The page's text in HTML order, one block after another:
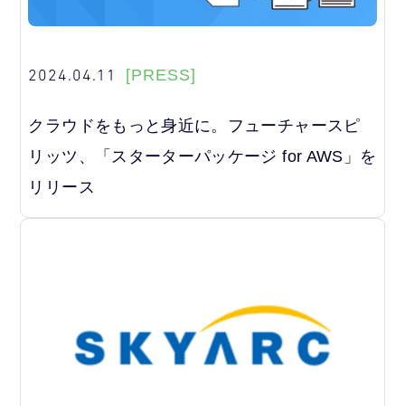
2024.04.11 [PRESS]
クラウドをもっと身近に。フューチャースピ
リッツ、「スターターパッケージ for AWS」を
リリース